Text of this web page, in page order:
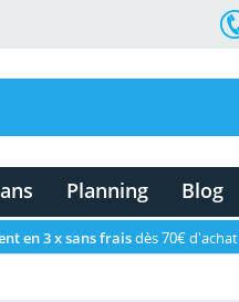
Planning Blog
en 3 x sans fraisdès 70€ d'achat